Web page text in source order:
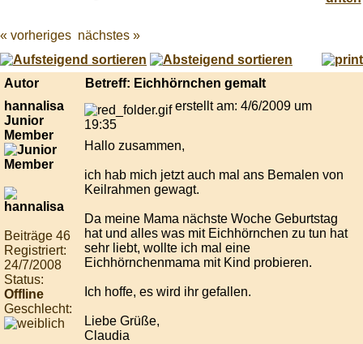
Best
online
live
casino
« vorheriges nächstes »
Autor
Betreff: Eichhörnchen gemalt
hannalisa
Junior
Member
Beiträge 46
Registriert:
24/7/2008
Status:
Offline
Geschlecht:
erstellt am: 4/6/2009 um
19:35
Hallo zusammen,
ich hab mich jetzt auch mal ans Bemalen von
Keilrahmen gewagt.
Da meine Mama nächste Woche Geburtstag
hat und alles was mit Eichhörnchen zu tun hat
sehr liebt, wollte ich mal eine
Eichhörnchenmama mit Kind probieren.
Ich hoffe, es wird ihr gefallen.
Liebe Grüße,
Claudia